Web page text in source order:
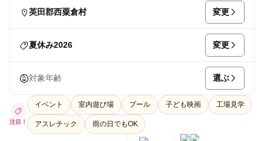
英田郡西粟倉村 変更
夏休み2026 変更
対象年齢 選ぶ
注目！
イベント 室内遊び場 プール 子ども映画 工場見学
アスレチック 雨の日でもOK